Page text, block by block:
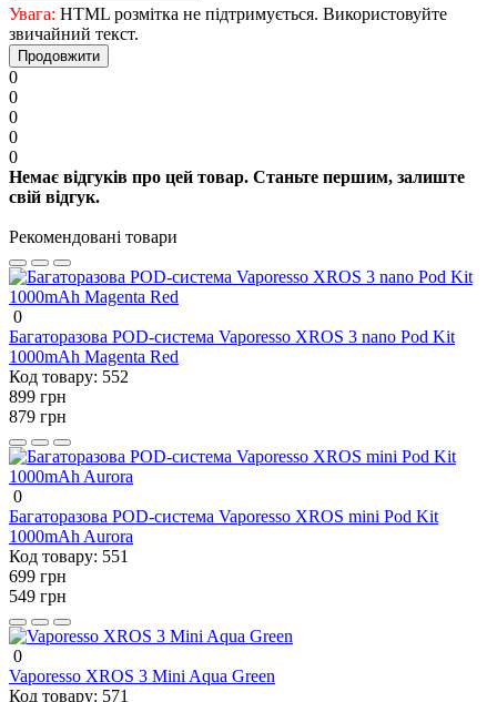
Увага: HTML розмітка не підтримується. Використовуйте
звичайний текст.
Продовжити
0
0
0
0
0
Немає відгуків про цей товар. Станьте першим, залиште
свій відгук.
Рекомендовані товари
0
Багаторазова POD-система Vaporesso XROS 3 nano Pod Kit
1000mAh Magenta Red
Код товару: 552
899 грн
879 грн
0
Багаторазова POD-система Vaporesso XROS mini Pod Kit
1000mAh Aurora
Код товару: 551
699 грн
549 грн
0
Vaporesso XROS 3 Mini Aqua Green
Код товару: 571